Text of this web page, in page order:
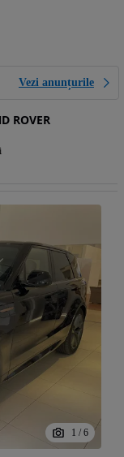
Vezi anunțurile
ROVER
1 / 6